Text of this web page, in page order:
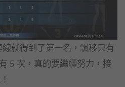
就得到了第一名，飄移只有
5 次，真的要繼續努力，接